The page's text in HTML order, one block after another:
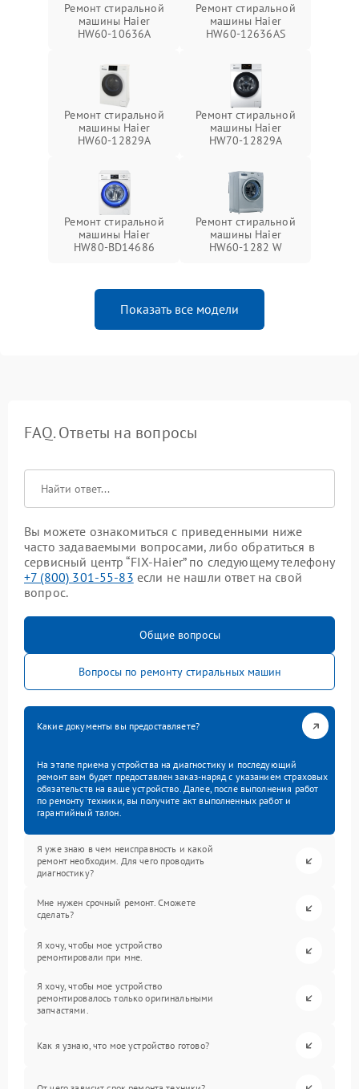
Ремонт стиральной
машины Haier
HW60-10636A
Ремонт стиральной
машины Haier
HW60-12636AS
Ремонт стиральной
машины Haier
HW60-12829A
Ремонт стиральной
машины Haier
HW70-12829A
Ремонт стиральной
машины Haier
HW80-BD14686
Ремонт стиральной
машины Haier
HW60-1282 W
Показать все модели
FAQ. Ответы на вопросы
Вы можете ознакомиться с приведенными ниже
часто задаваемыми вопросами, либо обратиться в
сервисный центр “FIX-Haier” по следующему телефону
+7 (800) 301-55-83 если не нашли ответ на свой
вопрос.
Общие вопросы
Вопросы по ремонту стиральных машин
Какие документы вы предоставляете?
На этапе приема устройства на диагностику и последующий
ремонт вам будет предоставлен заказ-наряд с указанием страховых
обязательств на ваше устройство. Далее, после выполнения работ
по ремонту техники, вы получите акт выполненных работ и
гарантийный талон.
Я уже знаю в чем неисправность и какой
ремонт необходим. Для чего проводить
диагностику?
Мне нужен срочный ремонт. Сможете
сделать?
Я хочу, чтобы мое устройство
ремонтировали при мне.
Я хочу, чтобы мое устройство
ремонтировалось только оригинальными
запчастями.
Как я узнаю, что мое устройство готово?